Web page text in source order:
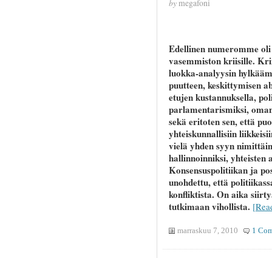
bymegafoni
Edellinen numeromme
vasemmiston kriisille.
luokka-analyysin
puutteen, keskittymisen
etujen kustannuksella,
parlamentarismiksi,
sekä eritoten sen, että
yhteiskunnallisiin
vielä yhden syyn
hallinnoinniksi, yhteisten
Konsensuspolitiikan ja
unohdettu, että
konfliktista. On aika
tutkimaan vihollista.
marraskuu 7, 2010 1